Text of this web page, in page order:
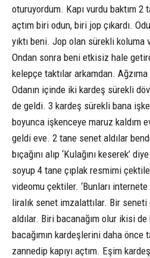
oturuyordum. Kapı vurdu baktım 2
açtım biri odun, biri jop çıkardı.
yıktı beni. Jop olan sürekli koluma
Ondan sonra beni etkisiz hale
kelepçe taktılar arkamdan.
Odanın içinde iki kardeş sürekli
de geldi. 3 kardeş sürekli bana
boyunca işkenceye maruz kaldım
geldi eve. 2 tane senet aldılar
bıçağını alıp ‘Kulağını keserek’
soyup 4 tane çıplak resmimi
videomu çektiler. ‘Bunları
liralık senet imzalattılar. Bir seneti
aldılar. Biri bacanağım olur ikisi
bacağımın kardeşlerini daha önce
zannedip kapıyı açtım. Eşim